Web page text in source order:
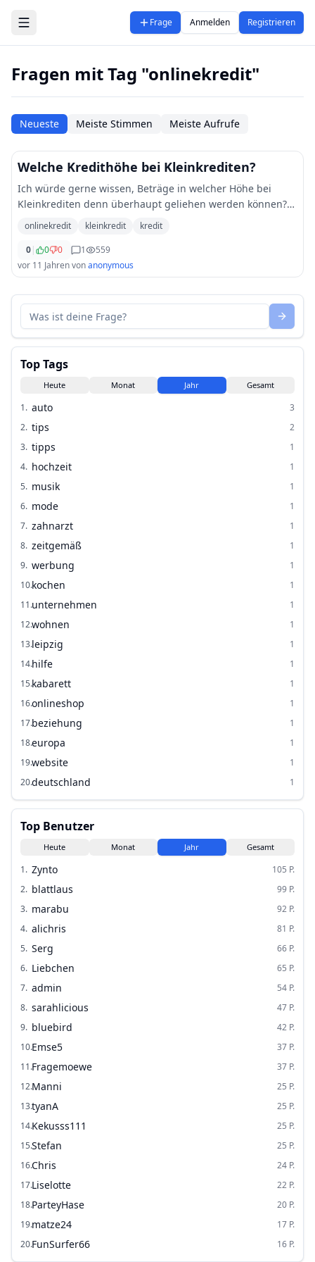
Zum Hauptinhalt springen
Frage Anmelden Registrieren
Fragen mit Tag "onlinekredit"
Neueste Meiste Stimmen Meiste Aufrufe
Welche Kredithöhe bei Kleinkrediten?
Ich würde gerne wissen, Beträge in welcher Höhe bei
Kleinkrediten denn überhaupt geliehen werden können?
Ich habe bisher noch keinerlei Erfahrungen mit solchen
onlinekredit kleinkredit
kredit
0| 0 0 1
559
vor 11 Jahrenvonanonymous
Top Tags
Heute Monat Jahr Gesamt
1. auto
3
2. tips
2
3. tipps
1
4. hochzeit
1
5. musik
1
6. mode
1
7. zahnarzt
1
8. zeitgemäß
1
9. werbung
1
10.kochen
1
11.unternehmen
1
12.wohnen
1
13.leipzig
1
14.hilfe
1
15.kabarett
1
16.onlineshop
1
17.beziehung
1
18.europa
1
19.website
1
20.deutschland 1
Top Benutzer
Heute Monat Jahr Gesamt
1. Zynto 105 P.
2. blattlaus 99 P.
3. marabu 92 P.
4. alichris 81 P.
5. Serg 66 P.
6. Liebchen 65 P.
7. admin 54 P.
8. sarahlicious 47 P.
9. bluebird 42 P.
10.Emse5 37 P.
11.Fragemoewe 37 P.
12.Manni 25 P.
13.tyanA 25 P.
14.Kekusss111 25 P.
15.Stefan 25 P.
16.Chris 24 P.
17.Liselotte 22 P.
18.ParteyHase 20 P.
19.matze24 17 P.
20.FunSurfer66 16 P.